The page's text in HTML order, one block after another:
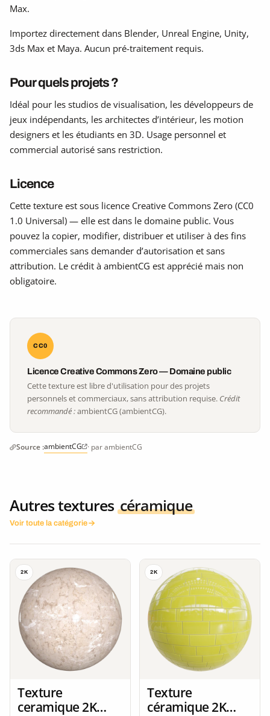
Max.
Importez directement dans Blender, Unreal Engine, Unity,
3ds Max et Maya. Aucun pré-traitement requis.
Pour quels projets ?
Idéal pour les studios de visualisation, les développeurs de
jeux indépendants, les architectes d’intérieur, les motion
designers et les étudiants en 3D. Usage personnel et
commercial autorisé sans restriction.
Licence
Cette texture est sous licence Creative Commons Zero (CC0
1.0 Universal) — elle est dans le domaine public. Vous
pouvez la copier, modifier, distribuer et utiliser à des fins
commerciales sans demander d’autorisation et sans
attribution. Le crédit à ambientCG est apprécié mais non
obligatoire.
CC0
Licence Creative Commons Zero — Domaine public
Cette texture est libre d'utilisation pour des projets
personnels et commerciaux, sans attribution requise. Crédit
recommandé :ambientCG (ambientCG).
Source :ambientCG · par ambientCG
Autres textures céramique
Voir toute la catégorie
2K
Texture
ceramique 2K
2K
Texture
céramique 2K